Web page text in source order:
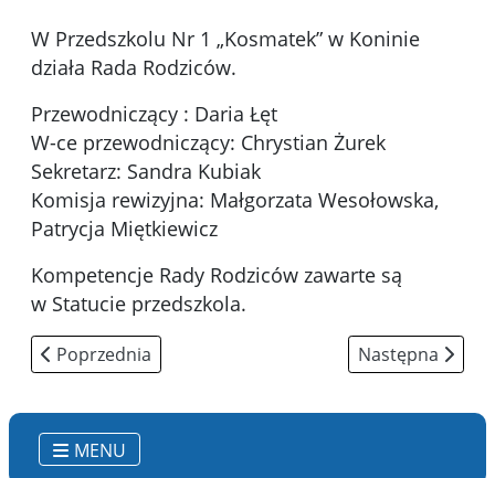
MENU
W Przedszkolu Nr 1 „Kosmatek” w Koninie
działa Rada Rodziców.
Przewodniczący : Daria Łęt
W-ce przewodniczący: Chrystian Żurek
Sekretarz: Sandra Kubiak
Komisja rewizyjna: Małgorzata Wesołowska,
Patrycja Miętkiewicz
Kompetencje Rady Rodziców zawarte są
w Statucie przedszkola.
Poprzednia strona: Dzieci
Poprzednia Następna
Następna